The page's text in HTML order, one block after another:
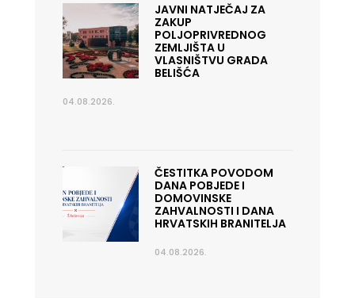
JAVNI NATJEČAJ ZA
ZAKUP
POLJOPRIVREDNOG
ZEMLJIŠTA U
VLASNIŠTVU GRADA
BELIŠĆA
04.08.2026.
ČESTITKA POVODOM
DANA POBJEDE I
DOMOVINSKE
ZAHVALNOSTI I DANA
HRVATSKIH BRANITELJA
04.08.2026.